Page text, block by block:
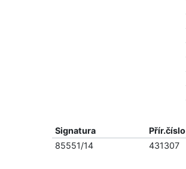
Signatura Přír.číslo
85551/14
431307